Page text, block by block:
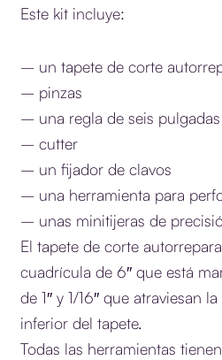
Este kit incluye:
– un tapete de corte
– pinzas
– una regla de seis pulgadas
– cutter
– un fijador de clavos
– una herramienta para
– unas minitijeras de
El tapete de corte
cuadrícula de 6″ que está
de 1″ y 1/16″ que atraviesan
inferior del tapete.
Todas las herramientas